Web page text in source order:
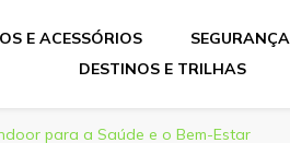
E ACESSÓRIOS
DESTINOS E TRILHAS
para a Saúde e o Bem-Estar